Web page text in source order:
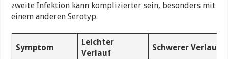
zweite Infektion kann komplizierter sein, besonders mit
einem anderen Serotyp.
Symptom
Leichter
Verlauf
Schwerer Verlauf